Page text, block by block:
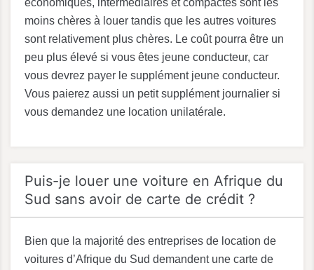
moins chères à louer tandis que les autres voitures
sont relativement plus chères. Le coût pourra être un
peu plus élevé si vous êtes jeune conducteur, car
vous devrez payer le supplément jeune conducteur.
Vous paierez aussi un petit supplément journalier si
vous demandez une location unilatérale.
Puis-je louer une voiture en Afrique du
Sud sans avoir de carte de crédit ?
Bien que la majorité des entreprises de location de
voitures d’Afrique du Sud demandent une carte de